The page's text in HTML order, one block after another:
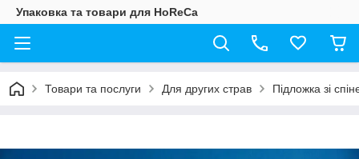
Упаковка та товари для HoReCa
Товари та послуги Для других страв Підложка зі